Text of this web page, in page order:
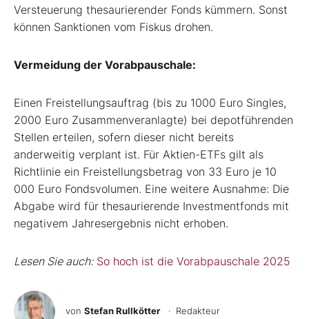
Versteuerung thesaurierender Fonds kümmern. Sonst
können Sanktionen vom Fiskus drohen.
Vermeidung der Vorabpauschale:
Einen Freistellungsauftrag (bis zu 1000 Euro Singles,
2000 Euro Zusammenveranlagte) bei depotführenden
Stellen erteilen, sofern dieser nicht bereits
anderweitig verplant ist. Für Aktien-ETFs gilt als
Richtlinie ein Freistellungsbetrag von 33 Euro je 10
000 Euro Fondsvolumen. Eine weitere Ausnahme: Die
Abgabe wird für thesaurierende Investmentfonds mit
negativem Jahresergebnis nicht erhoben.
Lesen Sie auch: So hoch ist die Vorabpauschale 2025
von Stefan Rullkötter · Redakteur